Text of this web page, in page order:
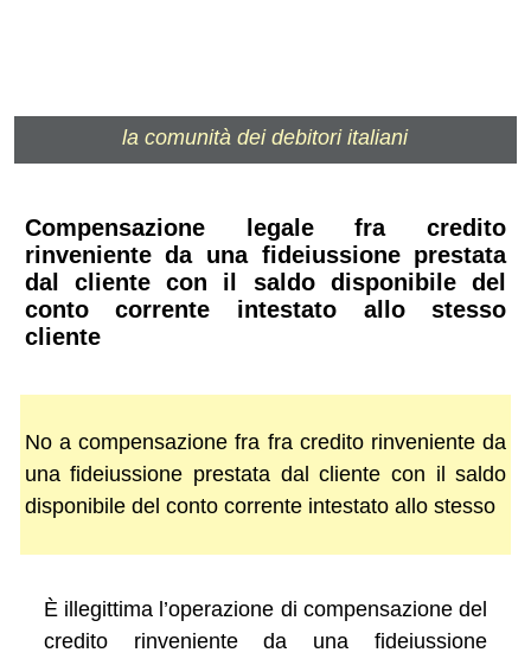
la comunità dei debitori italiani
Compensazione legale fra credito
rinveniente da una fideiussione prestata
dal cliente con il saldo disponibile del
conto corrente intestato allo stesso
cliente
No a compensazione fra fra credito rinveniente da
una fideiussione prestata dal cliente con il saldo
disponibile del conto corrente intestato allo stesso
È illegittima l’operazione di compensazione del
credito rinveniente da una fideiussione